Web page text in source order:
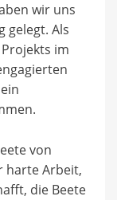
wir uns
gelegt. Als
im
von
harte Arbeit,
die Beete